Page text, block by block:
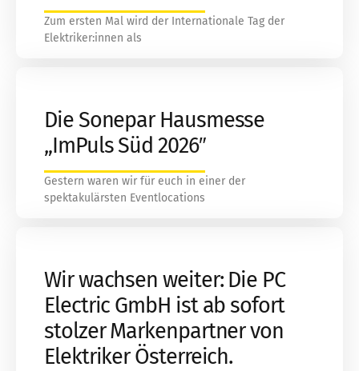
Zum ersten Mal wird der Internationale Tag der
Elektriker:innen als
Die Sonepar Hausmesse
„ImPuls Süd 2026″
Gestern waren wir für euch in einer der
spektakulärsten Eventlocations
Wir wachsen weiter: Die PC
Electric GmbH ist ab sofort
stolzer Markenpartner von
Elektriker Österreich.